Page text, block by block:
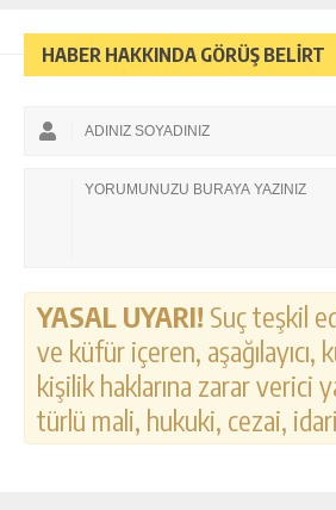
HABER HAKKINDA GÖRÜŞ BELİRT
YASAL UYARI! Suç teşkil
ve küfür içeren,
kişilik haklarına zarar verici
türlü mali, hukuki, cezai,